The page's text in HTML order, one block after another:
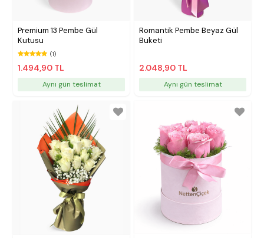
Premium 13 Pembe Gül
Kutusu
(1)
1.494,90 TL
Aynı gün teslimat
Romantik Pembe Beyaz Gül
Buketi
2.048,90 TL
Aynı gün teslimat